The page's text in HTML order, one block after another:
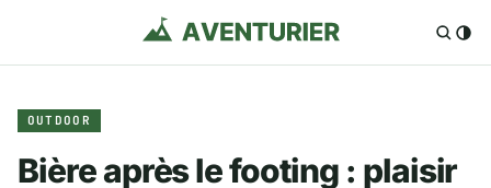
OUTDOOR
Bière après le footing : plaisir